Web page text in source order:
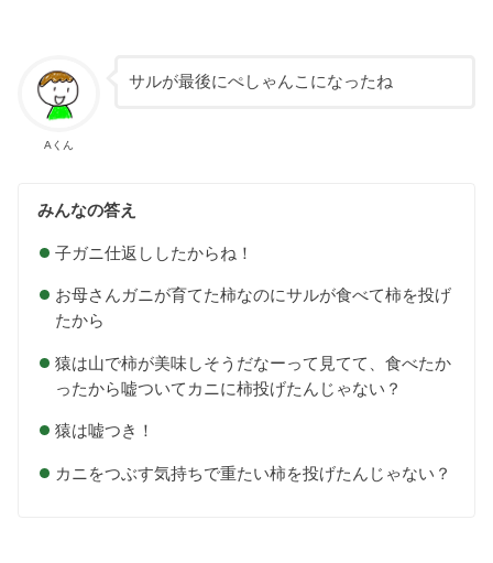
Aくん
サルが最後にぺしゃんこになったね
みんなの答え
子ガニ仕返ししたからね！
お母さんガニが育てた柿なのにサルが食べて柿を投げ
たから
猿は山で柿が美味しそうだなーって見てて、食べたか
ったから嘘ついてカニに柿投げたんじゃない？
猿は嘘つき！
カニをつぶす気持ちで重たい柿を投げたんじゃない？